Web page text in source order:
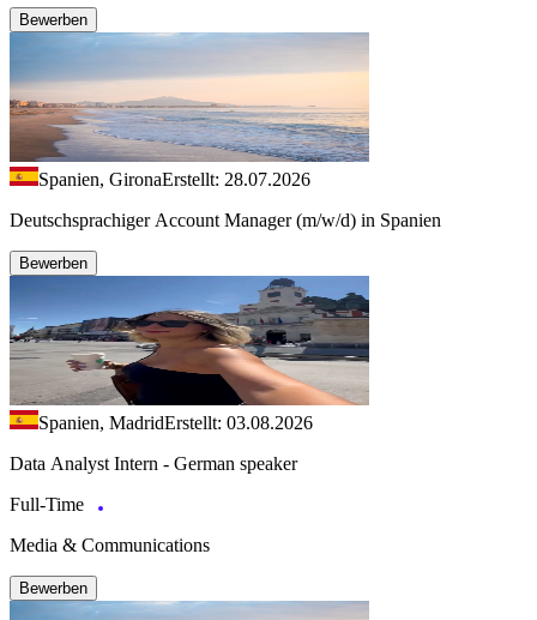
Bewerben
Spanien, GironaErstellt: 28.07.2026
Deutschsprachiger Account Manager (m/w/d) in Spanien
Bewerben
Spanien, MadridErstellt: 03.08.2026
Data Analyst Intern - German speaker
Full-Time
Media & Communications
Bewerben